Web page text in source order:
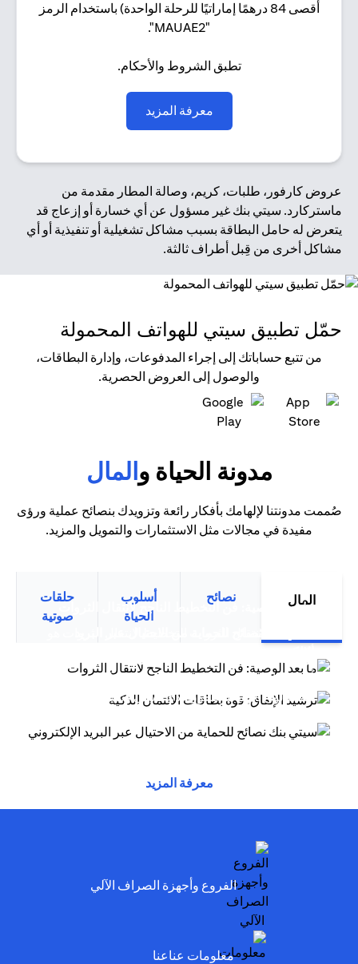
أقصى 84 درهمًا إماراتيًا للرحلة الواحدة) باستخدام الرمز
"MAUAE2".
تطبق الشروط والأحكام.
معرفة المزيد
عروض كارفور، طلبات، كريم، وصالة المطار مقدمة من
ماستركارد. سيتي بنك غير مسؤول عن أي خسارة أو إزعاج قد
يتعرض له حامل البطاقة بسبب مشاكل تشغيلية أو تنفيذية أو أي
مشاكل أخرى من قِبل أطراف ثالثة.
حمّل تطبيق سيتي للهواتف المحمولة
من تتبع حساباتك إلى إجراء المدفوعات، وإدارة البطاقات،
والوصول إلى العروض الحصرية.
مدونة الحياة و المال
صُممت مدونتنا لإلهامك بأفكار رائعة وتزويدك بنصائح عملية ورؤى
مفيدة في مجالات مثل الاستثمارات والتمويل والمزيد.
المال نصائح
أسلوب
الحياة
حلقات
صوتية
ما بعد الوصية: فن التخطيط الناجح لانتقال الثروات (opens in a new tab)
التخطيط لانتقال الثروات التخطيط لانتقال الثروات هو
ترشيد الإنفاق: قوة بطاقات الائتمان الذكية
سيتي بنك نصائح للحماية من الاحتيال عبر البريد
أسلوب الاحتيال عبر البريد الإلكتروني يتظاهر
المحتالون بأنهم موظفون لدى سيتي وسيخبرونك أنه
معرفة المزيد
الفروع وأجهزة الصراف الآلي
معلومات عناعنا